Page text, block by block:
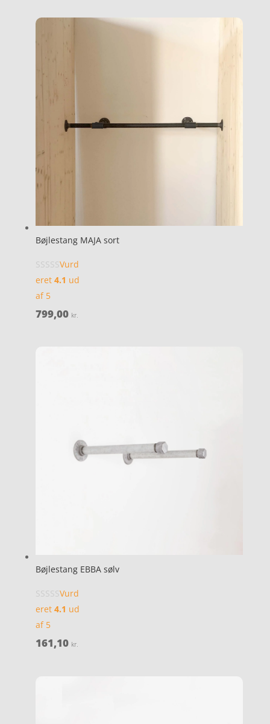
Bøjlestang MAJA sort
Vurd
eret 4.1 ud
af 5
799,00 kr.
Bøjlestang EBBA sølv
Vurd
eret 4.1 ud
af 5
161,10 kr.